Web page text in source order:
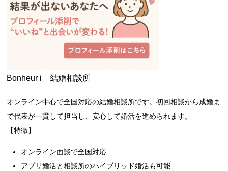
Bonheur i 結婚相談所
オンライン中心で全国対応の結婚相談所です。初回相談から成婚ま
で代表が一貫して担当し、安心して婚活を進められます。
【特徴】
オンライン面談で全国対応
アプリ婚活と相談所のハイブリッド婚活も可能